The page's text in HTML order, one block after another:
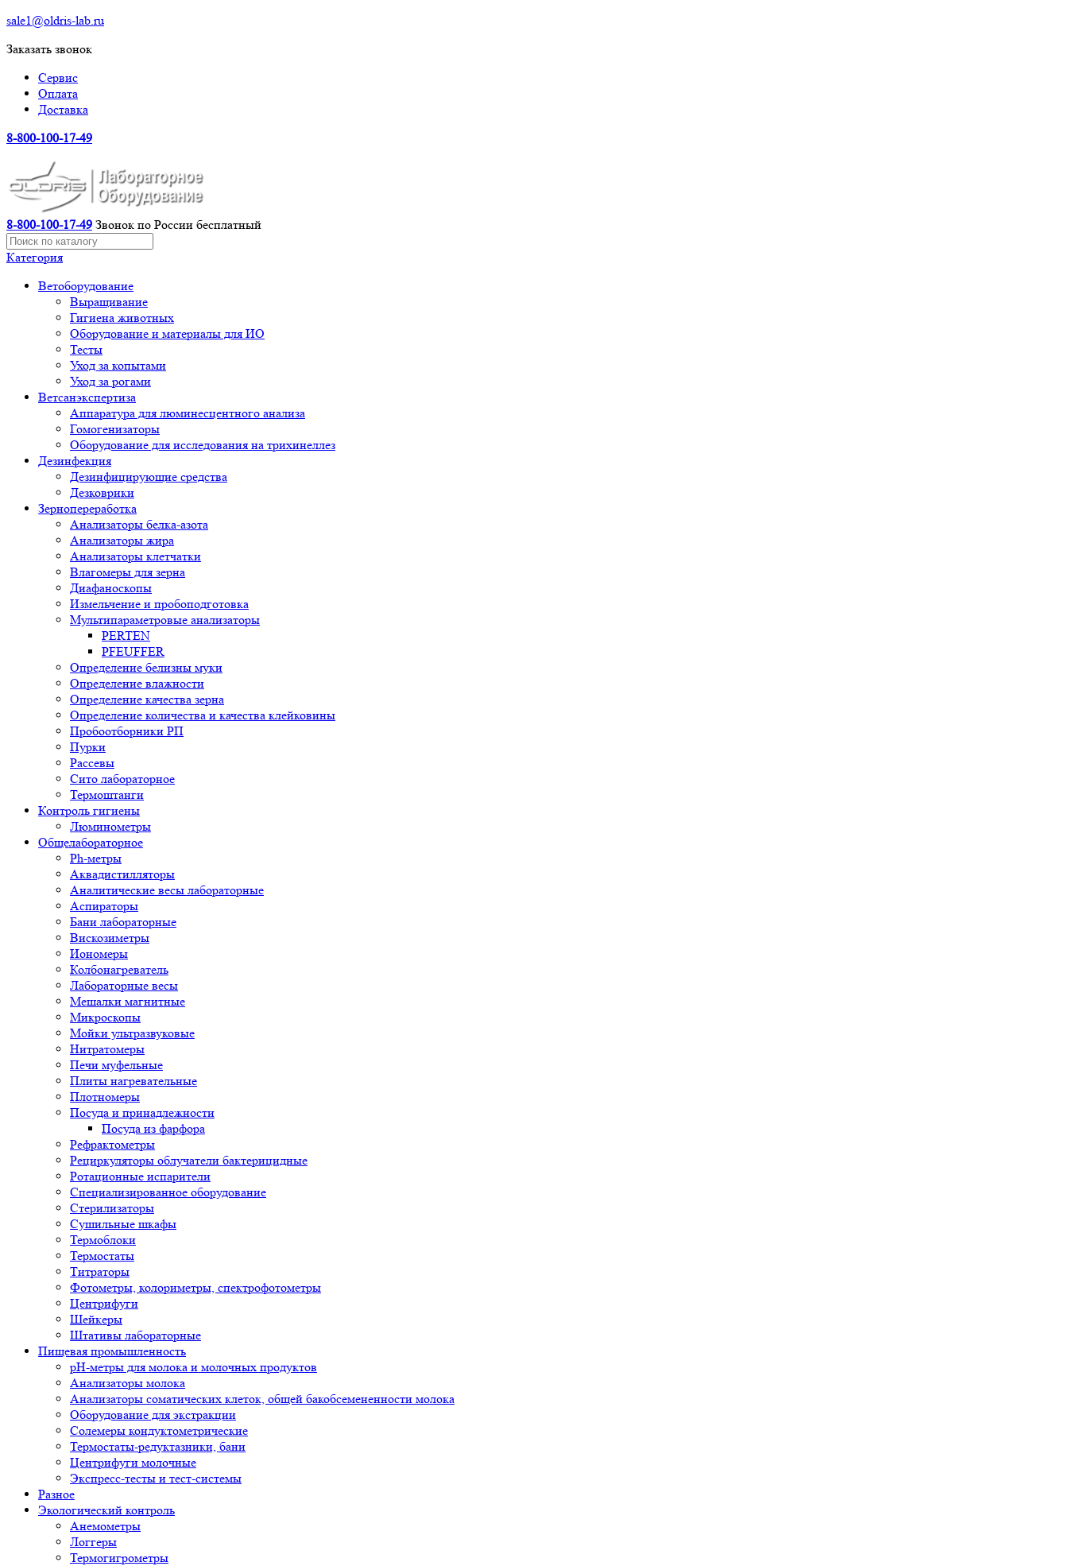
sale1@oldris-lab.ru
Заказать звонок
Сервис
Оплата
Доставка
8-800-100-17-49
8-800-100-17-49 Звонок по России бесплатный
Категория
Ветоборудование
Выращивание
Гигиена животных
Оборудование и материалы для ИО
Тесты
Уход за копытами
Уход за рогами
Ветсанэкспертиза
Аппаратура для люминесцентного анализа
Гомогенизаторы
Оборудование для исследования на трихинеллез
Дезинфекция
Дезинфицирующие средства
Дезковрики
Зернопереработка
Анализаторы белка-азота
Анализаторы жира
Анализаторы клетчатки
Влагомеры для зерна
Диафаноскопы
Измельчение и пробоподготовка
Мультипараметровые анализаторы
PERTEN
PFEUFFER
Определение белизны муки
Определение влажности
Определение качества зерна
Определение количества и качества клейковины
Пробоотборники РП
Пурки
Рассевы
Сито лабораторное
Термоштанги
Контроль гигиены
Люминометры
Общелабораторное
Ph-метры
Аквадистилляторы
Аналитические весы лабораторные
Аспираторы
Бани лабораторные
Вискозиметры
Иономеры
Колбонагреватель
Лабораторные весы
Мешалки магнитные
Микроскопы
Мойки ультразвуковые
Нитратомеры
Печи муфельные
Плиты нагревательные
Плотномеры
Посуда и принадлежности
Посуда из фарфора
Рефрактометры
Рециркуляторы облучатели бактерицидные
Ротационные испарители
Специализированное оборудование
Стерилизаторы
Сушильные шкафы
Термоблоки
Термостаты
Титраторы
Фотометры, колориметры, спектрофотометры
Центрифуги
Шейкеры
Штативы лабораторные
Пищевая промышленность
pH-метры для молока и молочных продуктов
Анализаторы молока
Анализаторы соматических клеток, общей бакобсемененности молока
Оборудование для экстракции
Солемеры кондуктометрические
Термостаты-редуктазники, бани
Центрифуги молочные
Экспресс-тесты и тест-системы
Разное
Экологический контроль
Анемометры
Логгеры
Термогигрометры